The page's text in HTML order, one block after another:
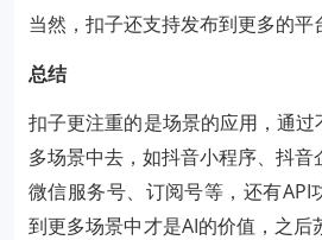
当然，扣子还支持发布到更多的平
总结
扣子更注重的是场景的应用，通
多场景中去，如抖音小程序、抖音
微信服务号、订阅号等，还有API
到更多场景中才是AI的价值，之